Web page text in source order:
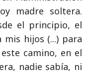
madre soltera.
el principio, el
hijos (...) para
camino, en el
nadie sabía, ni